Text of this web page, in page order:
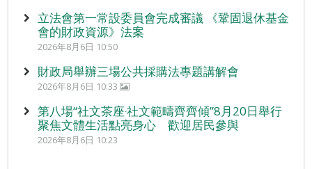
立法會第一常設委員會完成審議 《鞏固退休基金
會的財政資源》法案
2026年8月6日 10:50
財政局舉辦三場公共採購法專題講解會
2026年8月6日 10:33
第八場“社文茶座‧社文範疇齊齊傾”8月20日舉行
聚焦文體生活點亮身心 歡迎居民參與
2026年8月6日 10:23